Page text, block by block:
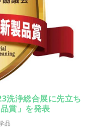
洗浄総合展に先立ち
賞」を発表
品